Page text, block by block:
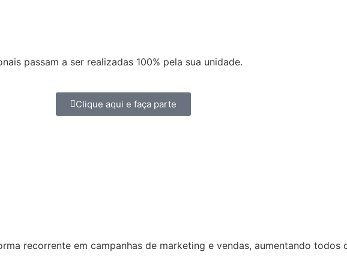
passam a ser realizadas 100% pela sua unidade.
Clique aqui e faça parte
recorrente em campanhas de marketing e vendas, aumentando todos